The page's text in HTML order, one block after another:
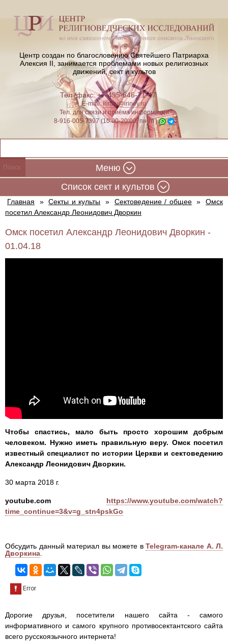
Центр создан по благословению Святейшего Патриарха
Алексия II, занимается проблемами новых религиозных
движений, сект и культов
Тел./факс: +7-495-646-71-47
E-mail:iriney@iriney.ru
Тел. для связи и приёма информации
8-916-005-7397 (10:00-20:00, пн-пт)
Меню
Cписок сект и культов
Главная » Секты и культы » Сектоведение / общее »
Омск
посетил Александр Леонидович Дворкин
Омск посетил Александр Леонидович Дворкин -
01.04.18
Чтобы спастись, мало быть просто хорошим добрым
человеком. Нужно иметь правильную веру. Омск посетил
известный специалист по истории Церкви и сектоведению
Александр Леонидович Дворкин.
30 марта 2018 г.
youtube.com
https://www.youtube.com/watch?
time_continue=3&v=g_stn4pskGo
Обсудить данный материал вы можете в Telegram-канале А. Л.
Дворкина
Дорогие друзья, посетители нашего сайта - самого
информативного и самого крупного противосектантского сайта
всего русскоязычного интернета!